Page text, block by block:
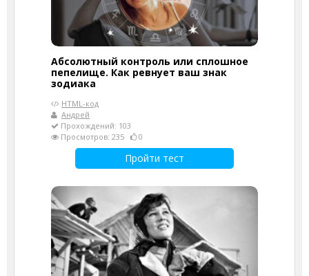
Абсолютный контроль или сплошное
пепелище. Как ревнует ваш знак
зодиака
HTML-код
Андрей
Прохождений: 103
Просмотров: 235
0
Пройти тест